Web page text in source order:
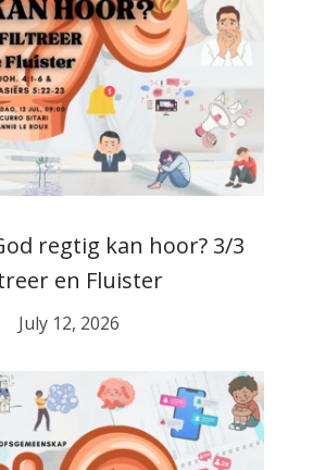
regtig kan hoor? 3/3
en Fluister
July 12, 2026